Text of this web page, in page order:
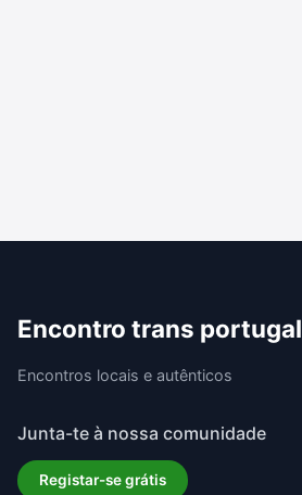
Encontro trans portugal
Encontros locais e autênticos
Junta-te à nossa comunidade
Registar-se grátis